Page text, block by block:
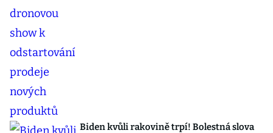
Biden kvůli rakovině trpí! Bolestná slova